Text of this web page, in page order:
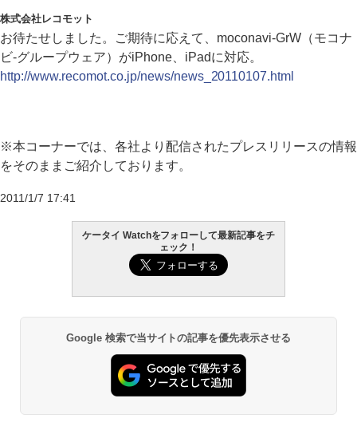
株式会社レコモット
お待たせしました。ご期待に応えて、moconavi-GrW（モコナ
ビ-グループウェア）がiPhone、iPadに対応。
http://www.recomot.co.jp/news/news_20110107.html
※本コーナーでは、各社より配信されたプレスリリースの情報
をそのままご紹介しております。
2011/1/7 17:41
ケータイ Watchをフォローして最新記事をチ
ェック！
Google 検索で当サイトの記事を優先表示させる